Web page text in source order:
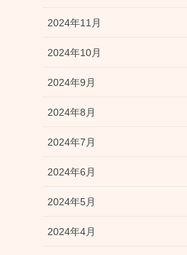
2024年11月
2024年10月
2024年9月
2024年8月
2024年7月
2024年6月
2024年5月
2024年4月